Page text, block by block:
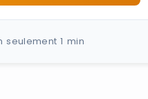
seulement 1 min